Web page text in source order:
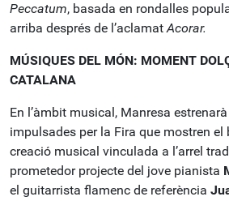
Peccatum, basada en rondalles
arriba després de l’aclamatAcorar.
MÚSIQUES DEL MÓN: MOMENT
CATALANA
En l’àmbit musical, Manresa
impulsades per la Fira que mostren el
creació musical vinculada a l’arrel
prometedor projecte del jove pianista
el guitarrista flamenc de referència